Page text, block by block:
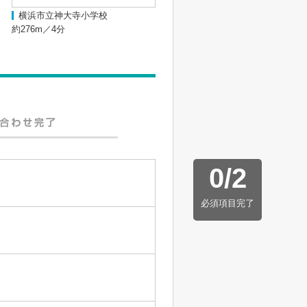
横浜市立神大寺小学校
約276m／4分
0/2
必須項目完了